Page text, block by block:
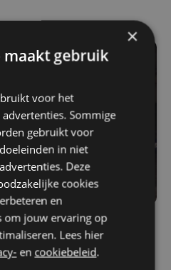
| 09:32
in woning in Sint-
×
maakt gebruik
voor het
Sommige
gebruikt voor
in niet
Deze
cookies
en
om jouw ervaring op
Lees hier
en cookiebeleid.